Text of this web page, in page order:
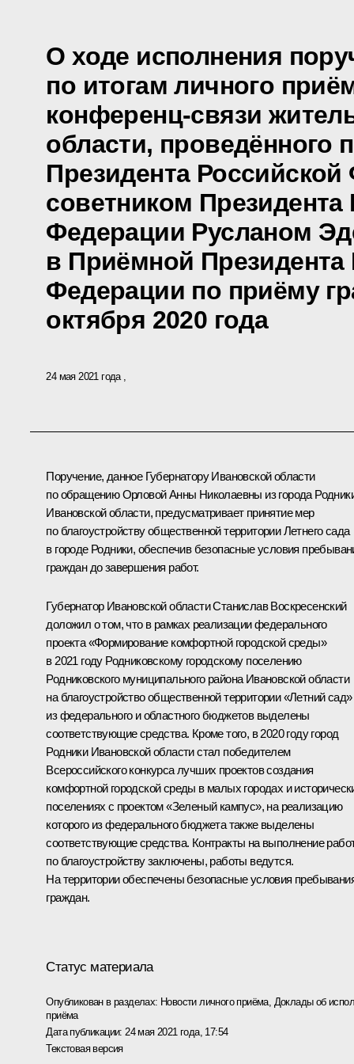
О ходе исполнения
по итогам личного
конференц-связи
области, проведённого
Президента
советником Президента
Федерации Русланом
в Приёмной Президента
Федерации по приёму
октября 2020 года
24 мая 2021 года
Поручение, данное Губернатору Ивановской области
по обращению Орловой Анны Николаевны из города
Ивановской области, предусматривает принятие мер
по благоустройству общественной территории Летнего сада
в городе Родники, обеспечив безопасные условия
граждан до завершения работ.
Губернатор Ивановской области Станислав Воскресенский
доложил о том, что в рамках реализации федерального
проекта «Формирование комфортной городской среды»
в 2021 году Родниковскому городскому поселению
Родниковского муниципального района Ивановской области
на благоустройство общественной территории «Летний сад»
из федерального и областного бюджетов выделены
соответствующие средства. Кроме того, в 2020 году город
Родники Ивановской области стал победителем
Всероссийского конкурса лучших проектов создания
комфортной городской среды в малых городах и
поселениях с проектом «Зеленый кампус», на реализацию
которого из федерального бюджета также выделены
соответствующие средства. Контракты на выполнение
по благоустройству заключены, работы ведутся.
На территории обеспечены безопасные условия
граждан.
Статус материала
Опубликован в разделах: Новости личного приёма, Доклады об
приёма
Дата публикации: 24 мая 2021 года, 17:54
Текстовая версия